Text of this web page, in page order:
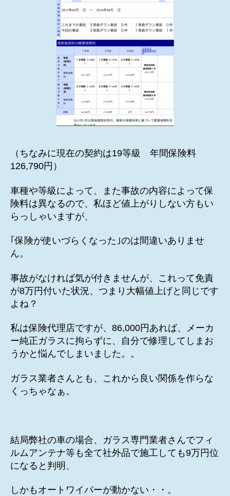
（ちなみに現在の契約は19等級 年間保険料
126,790円）
車種や等級によって、また事故の内容によって保
険料は異なるので、私ほど値上がりしない方もい
らっしゃいますが、
｢保険が使いづらくなった｣のは間違いありませ
ん。
事故がなければ気が付きませんが、これって免責
が8万円付いた状況、つまり大幅値上げと同じです
よね？
私は保険代理店ですが、86,000円あれば、メーカ
ー純正ガラスに拘らずに、自分で修理してしまお
うかと悩んでしまいました。。
ガラス業者さんとも、これから良い関係を作らな
くっちゃなぁ。
結局弊社の車の場合、ガラス専門業者さんでフィ
ルムアンテナ等も全て社外品で施工しても9万円位
になると判明、
しかもオートワイパーが動かない・・。